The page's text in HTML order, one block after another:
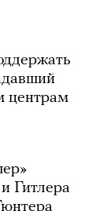
центрам
Гитлера